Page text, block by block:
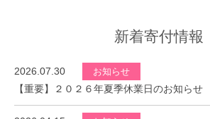
新着寄付情報
2026.07.30 お知らせ
【重要】２０２６年夏季休業日のお知らせ